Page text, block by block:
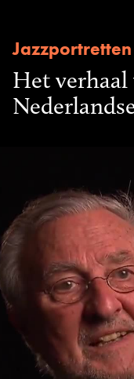
Jazzportretten
Het verhaal